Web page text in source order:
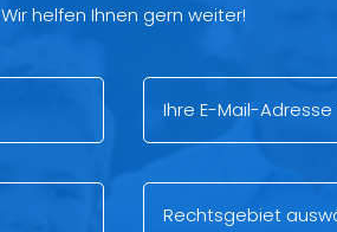
Wir helfen Ihnen gern weiter!